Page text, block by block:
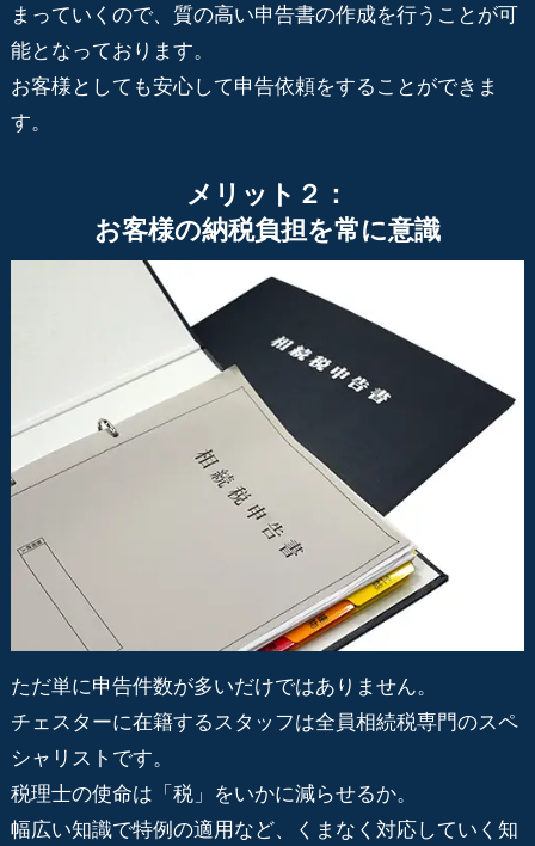
まっていくので、質の高い申告書の作成を行うことが可
能となっております。
お客様としても安心して申告依頼をすることができま
す。
メリット２：
お客様の納税負担を常に意識
ただ単に申告件数が多いだけではありません。
チェスターに在籍するスタッフは全員相続税専門のスペ
シャリストです。
税理士の使命は「税」をいかに減らせるか。
幅広い知識で特例の適用など、くまなく対応していく知